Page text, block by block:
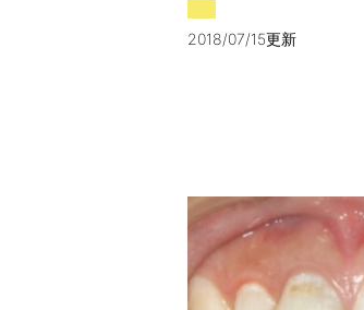
2018/07/15更新